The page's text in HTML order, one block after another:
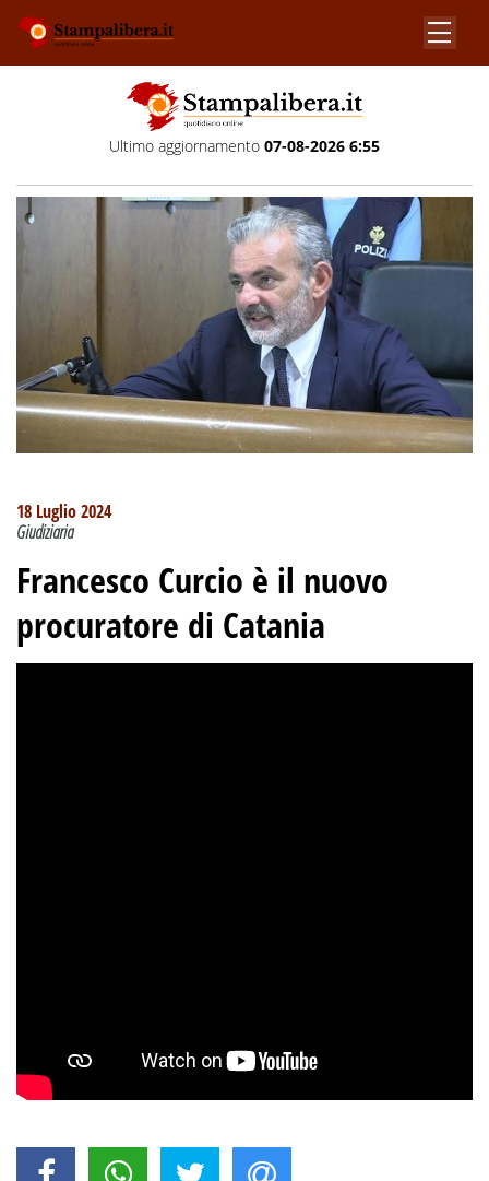
Ultimo aggiornamento 07-08-2026 6:55
18 Luglio 2024
Giudiziaria
Francesco Curcio è il nuovo
procuratore di Catania